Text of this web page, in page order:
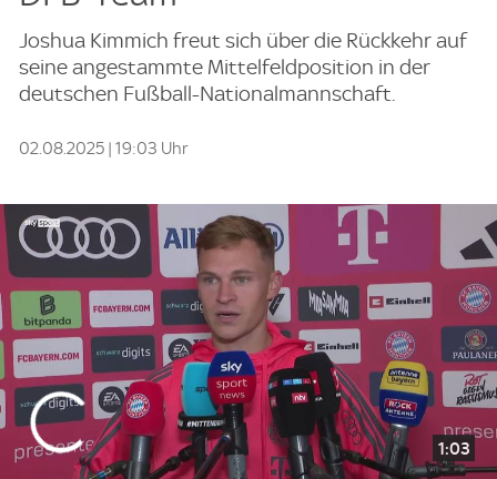
Joshua Kimmich freut sich über die Rückkehr auf
seine angestammte Mittelfeldposition in der
deutschen Fußball-Nationalmannschaft.
02.08.2025 | 19:03 Uhr
1:03